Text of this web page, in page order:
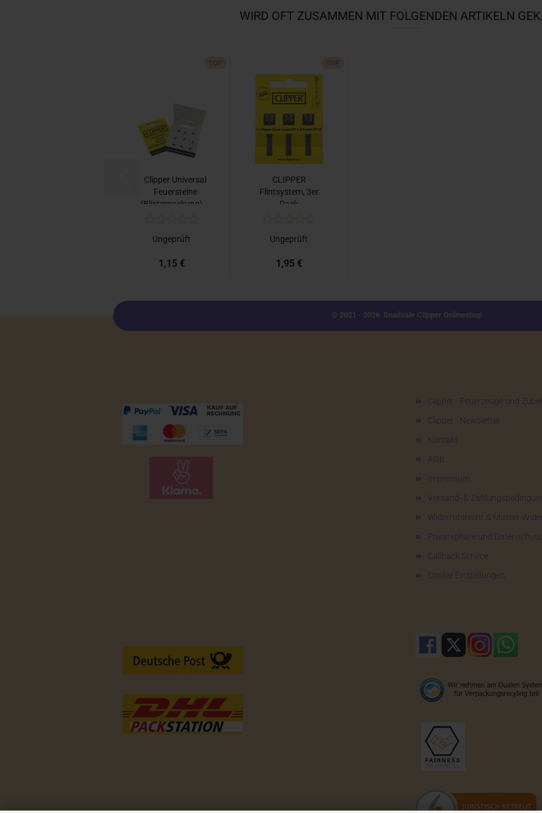
WIRD OFT ZUSAMMEN MIT FOLGENDEN ARTIKELN
TOP
Clipper Universal
Feuersteine
(Blisterpackung)...
Ungeprüft
1,15 €
TOP
CLIPPER
Flintsystem, 3er
Pack
Ungeprüft
1,95 €
© 2021 - 2026 Snailsale Clipper Onlineshop
Clipper - Feuerzeuge und
Clipper - Newsletter
Kontakt
AGB
Impressum
Versand- &
Widerrufsrecht & Muster-
Privatsphäre und Datenschutz
Callback Service
Cookie Einstellungen